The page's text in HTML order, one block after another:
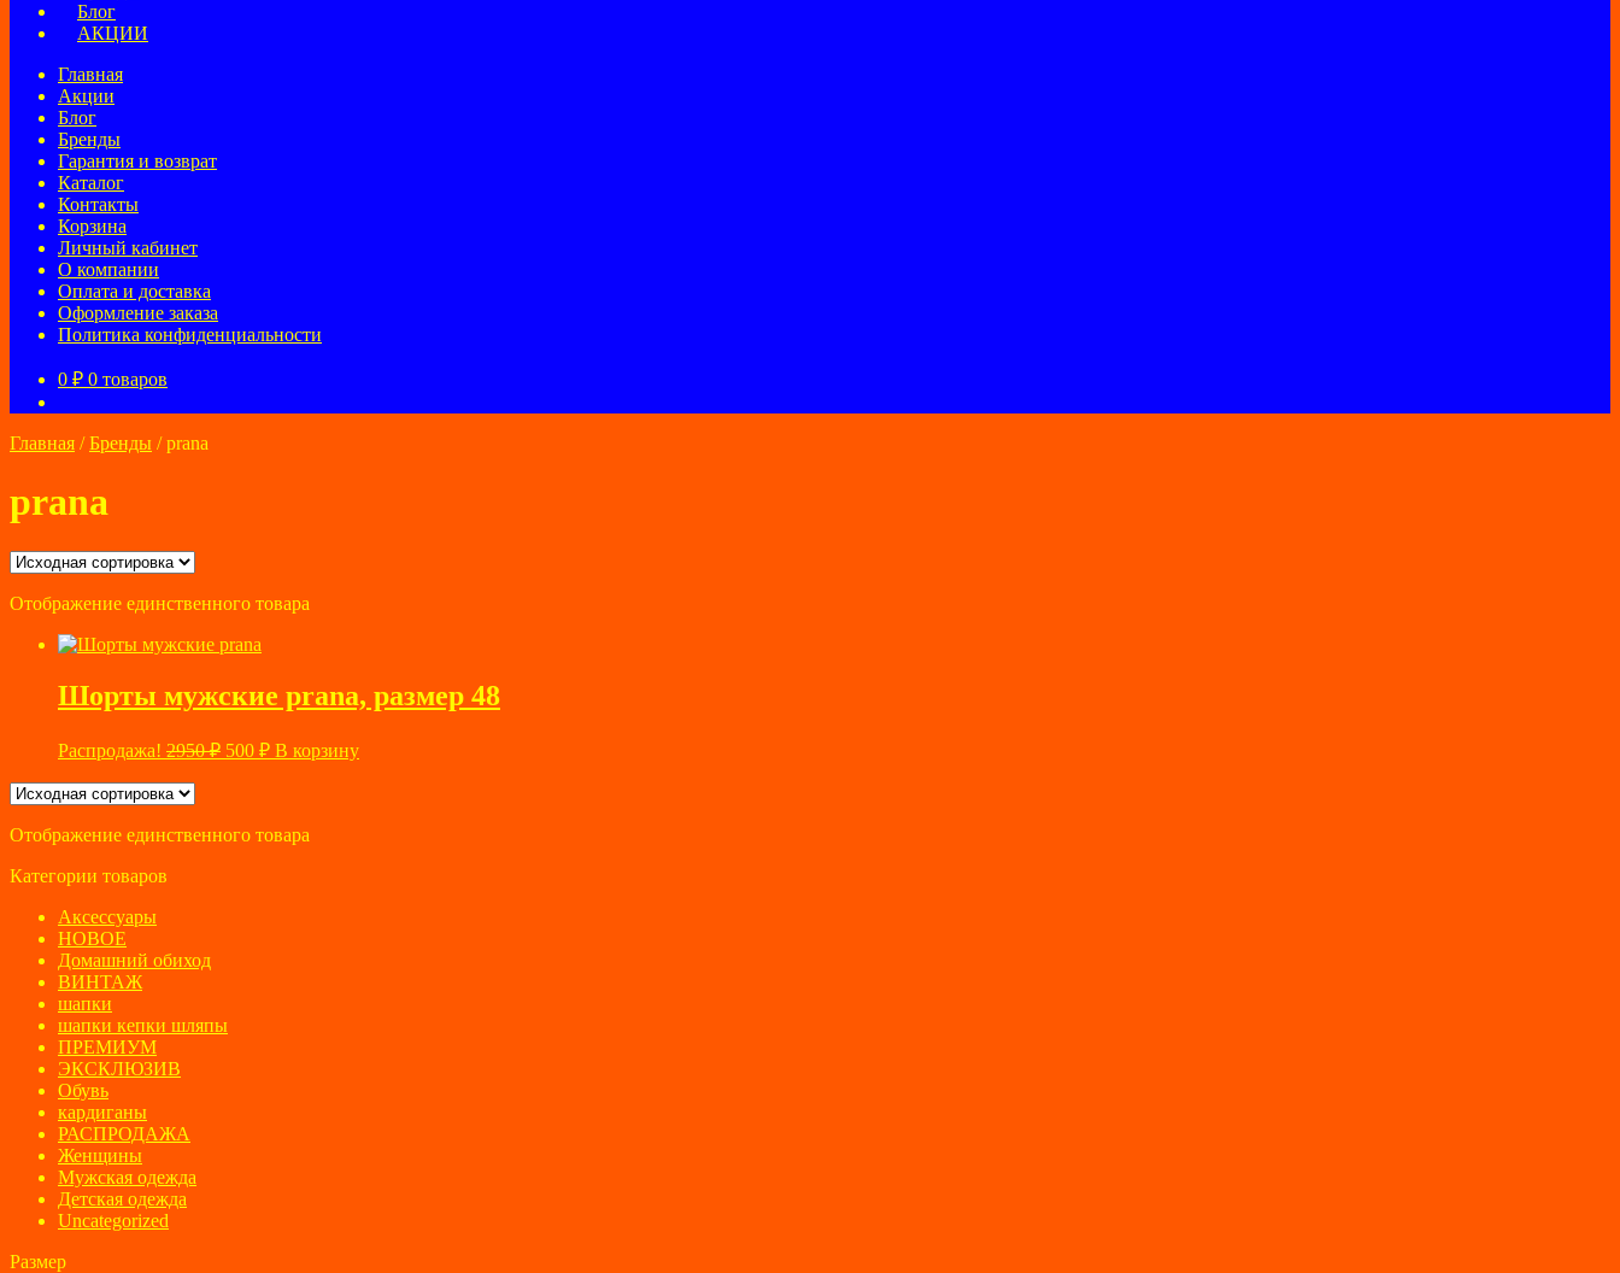
Блог
АКЦИИ
Главная
Акции
Блог
Бренды
Гарантия и возврат
Каталог
Контакты
Корзина
Личный кабинет
О компании
Оплата и доставка
Оформление заказа
Политика конфиденциальности
0 ₽ 0 товаров
Главная /Бренды /prana
prana
Отображение единственного товара
Шорты мужские prana, размер 48
Распродажа! 2950₽ Первоначальная
500 ₽Текущая
цена:
В корзину
Отображение единственного товара
Категории товаров
Аксессуары
НОВОЕ
Домашний обиход
ВИНТАЖ
шапки
шапки кепки шляпы
ПРЕМИУМ
ЭКСКЛЮЗИВ
Обувь
кардиганы
РАСПРОДАЖА
Женщины
Мужская одежда
Детская одежда
Uncategorized
Размер